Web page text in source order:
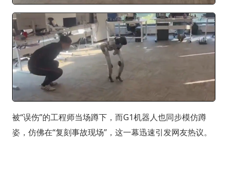
被“误伤”的工程师当场蹲下，而G1机器人也同步模仿蹲
姿，仿佛在“复刻事故现场”，这一幕迅速引发网友热议。